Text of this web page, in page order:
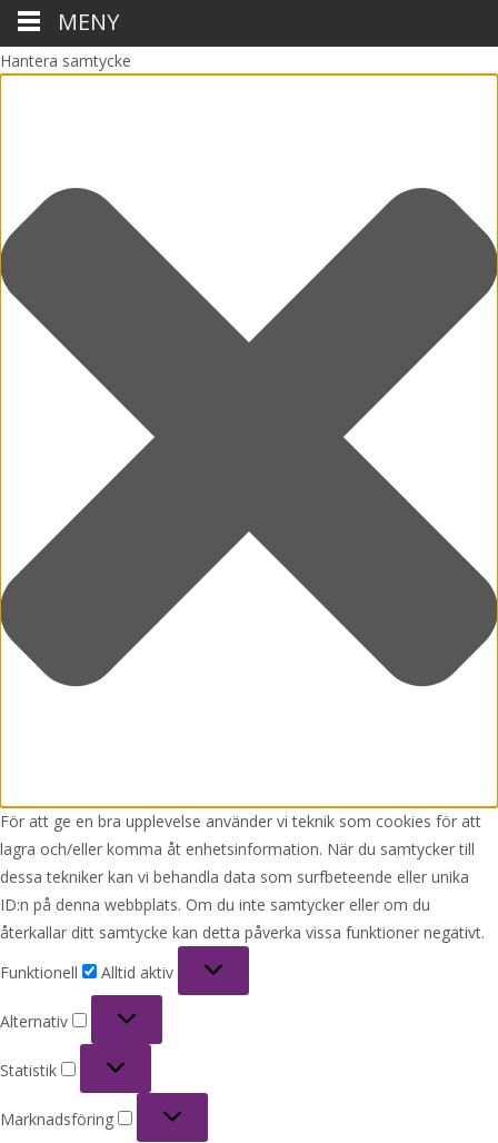
Hantera samtycke
För att ge en bra upplevelse använder vi teknik som cookies för att
lagra och/eller komma åt enhetsinformation. När du samtycker till
dessa tekniker kan vi behandla data som surfbeteende eller unika
ID:n på denna webbplats. Om du inte samtycker eller om du
återkallar ditt samtycke kan detta påverka vissa funktioner negativt.
Funktionell
Alltid aktiv
Alternativ
Statistik
Marknadsföring
MENY